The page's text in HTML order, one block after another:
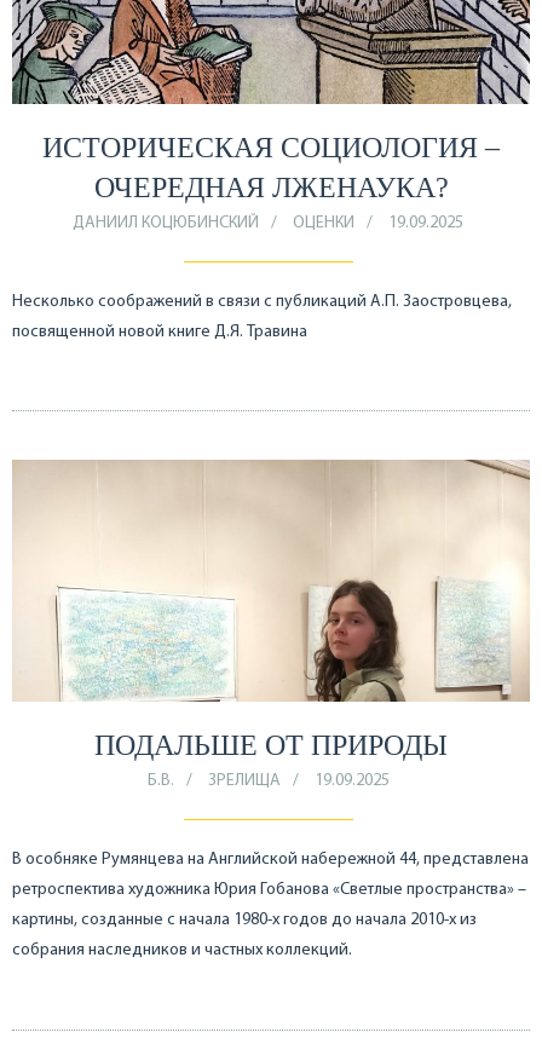
ИСТОРИЧЕСКАЯ СОЦИОЛОГИЯ –
ОЧЕРЕДНАЯ ЛЖЕНАУКА?
ДАНИИЛ КОЦЮБИНСКИЙ ОЦЕНКИ 19.09.2025
Несколько соображений в связи с публикаций А.П. Заостровцева,
посвященной новой книге Д.Я. Травина
ПОДАЛЬШЕ ОТ ПРИРОДЫ
Б.В. ЗРЕЛИЩА 19.09.2025
В особняке Румянцева на Английской набережной 44, представлена
ретроспектива художника Юрия Гобанова «Светлые пространства» –
картины, созданные с начала 1980-х годов до начала 2010-х из
собрания наследников и частных коллекций.